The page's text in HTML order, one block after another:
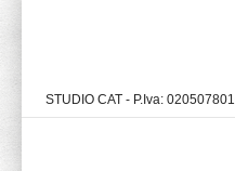
STUDIO CAT - P.Iva: